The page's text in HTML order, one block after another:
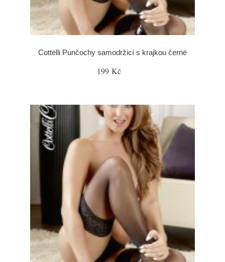
Cottelli Punčochy samodržicí s krajkou černé
199 Kč